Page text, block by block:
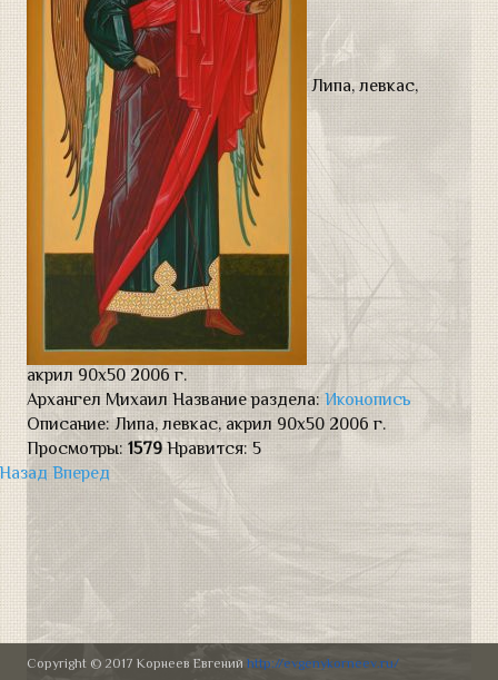
Диорамная живопись
Иконопись
Историческая картина
Пейзаж
Современная армия
Портреты
УСЛУГИ АВТОРА
ВЫСТАВКИ
ОБРАТНАЯ СВЯЗЬ
Липа, левкас,
акрил 90х50 2006 г.
Архангел Михаил Название раздела:Иконопись
Описание:Липа, левкас, акрил 90х50 2006 г.
Просмотры: 1579Нравится: 5
Назад Вперед
Copyright © 2017 Корнеев Евгений http://evgenykorneev.ru/